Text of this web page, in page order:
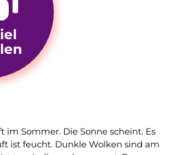
im Sommer. Die Sonne scheint. Es
ist feucht. Dunkle Wolken sind am